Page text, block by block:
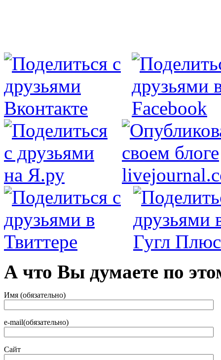
А что Вы думаете по
Имя (обязательно)
e-mail(обязательно)
Сайт